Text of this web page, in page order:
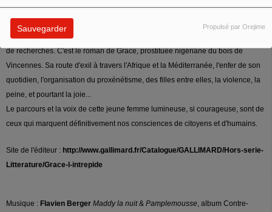
Sauvegarder Propulsé par Orejime
Karine Miermont Grace l'intrépideGallimard 2019
Ce second roman, construit autour d'une enquête, est le fruit de cinq années
de recherches. C'est le roman de Grace, prostituée nigériane du bois de
Vincennes. Sa route d'exil à travers l'Afrique et la Méditerranée, l'enfer de son
quotidien, l'organisation du proxénétisme, des filles entre elles, la violence, la
peine, et pourtant la joie...
Le parcours et la voix de cette jeune femme lumineuse, si courageuse, sont de
ceux qui marquent définitivement nos consciences de citoyens et d'humains.
Site de l'éditeur : http://www.gallimard.fr/Catalogue/GALLIMARD/Hors-serie-
Litterature/Grace-l-intrepide
Musique : Flavien Berger Maddy la nuit& Pamplemousse , album Contre-